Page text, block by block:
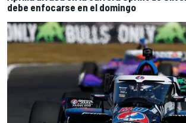
debe enfocarse en el domingo